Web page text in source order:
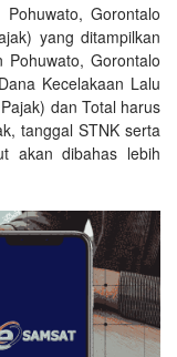
Gorontalo
yang ditampilkan
Pohuwato, Gorontalo
Kecelakaan Lalu
dan Total harus
tanggal STNK serta
akan dibahas lebih